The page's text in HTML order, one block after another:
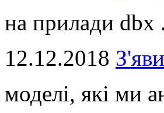
на прилади dbx
12.12.2018
моделі, які ми